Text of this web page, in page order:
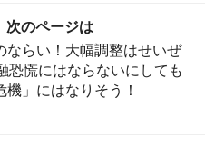
次のページは
ならい！大幅調整はせいぜ
恐慌にはならないにしても
」にはなりそう！